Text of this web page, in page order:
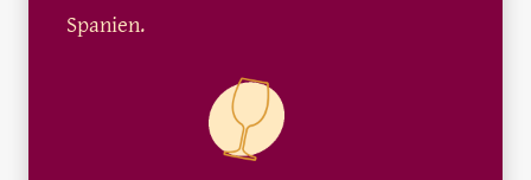
Spanien.